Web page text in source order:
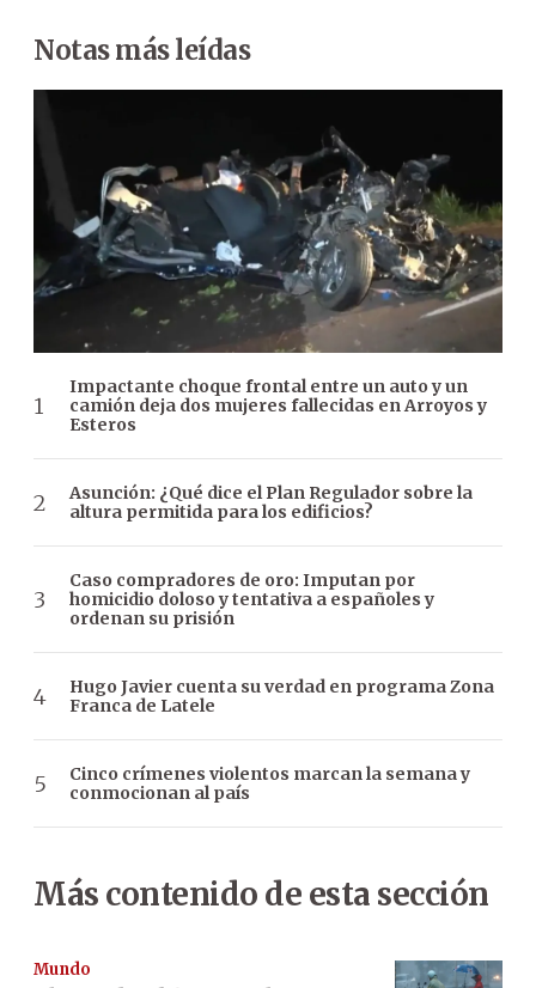
Notas más leídas
Impactante choque frontal entre un auto y un
camión deja dos mujeres fallecidas en Arroyos y
Esteros
Asunción: ¿Qué dice el Plan Regulador sobre la
altura permitida para los edificios?
Caso compradores de oro: Imputan por
homicidio doloso y tentativa a españoles y
ordenan su prisión
Hugo Javier cuenta su verdad en programa Zona
Franca de Latele
Cinco crímenes violentos marcan la semana y
conmocionan al país
Más contenido de esta sección
Mundo